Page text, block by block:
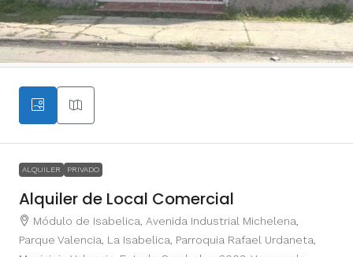
ALQUILER PRIVADO
Alquiler de Local Comercial
Módulo de Isabelica, Avenida Industrial Michelena,
Parque Valencia, La Isabelica, Parroquia Rafael Urdaneta,